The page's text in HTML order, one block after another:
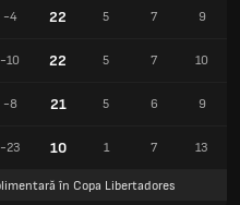
-4 22 5 7 9
-10 22 5 7 10
-8 21 5 6 9
-23 10 1 7 13
în Copa Libertadores